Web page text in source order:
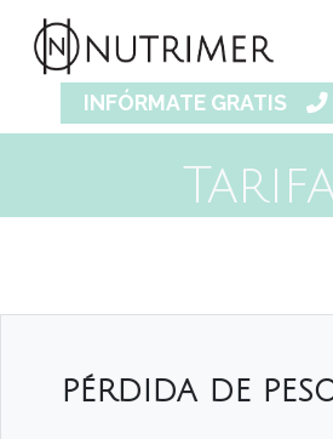
INFÓRMATE GRATIS
PÉRDIDA DE